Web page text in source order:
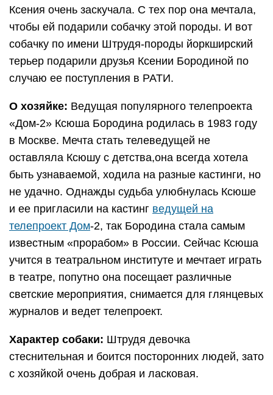
Ксения очень заскучала. С тех пор она мечтала,
чтобы ей подарили собачку этой породы. И вот
собачку по имени Штрудя-породы йоркширский
терьер подарили друзья Ксении Бородиной по
случаю ее поступления в РАТИ.
О хозяйке: Ведущая популярного телепроекта
«Дом-2» Ксюша Бородина родилась в 1983 году
в Москве. Мечта стать телеведущей не
оставляла Ксюшу с детства,она всегда хотела
быть узнаваемой, ходила на разные кастинги, но
не удачно. Однажды судьба улюбнулась Ксюше
и ее пригласили на кастинг ведущей на
телепроект Дом-2, так Бородина стала самым
известным «прорабом» в России. Сейчас Ксюша
учится в театральном институте и мечтает играть
в театре, попутно она посещает различные
светские мероприятия, снимается для глянцевых
журналов и ведет телепроект.
Характер собаки: Штрудя девочка
стеснительная и боится посторонних людей, зато
с хозяйкой очень добрая и ласковая.